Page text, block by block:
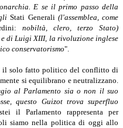
E se il primo passo della
gliStati Generali(l'assemblea, come
nobiltà, clero, terzo Stato)
di Luigi XIII, la rivoluzione inglese
conservatorismo".
il solo fatto politico del conflitto di
si equilibrano e neutralizzano.
al Parlamento sia o non il suo
, questo Guizot trova superfluo
il Parlamento rappresenta per
siamo nella politica di oggi allo